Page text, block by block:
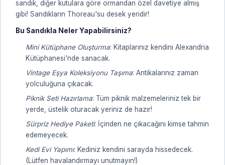
sandık, diğer kutulara göre ormandan özel davetiye almış
gibi! Sandıkların Thoreau'su desek yeridir!
Bu Sandıkla Neler Yapabilirsiniz?
Mini Kütüphane Oluşturma: Kitaplarınız kendini Alexandria
Kütüphanesi'nde sanacak.
Vintage Eşya Koleksiyonu Taşıma: Antikalarınız zaman
yolculuğuna çıkacak.
Piknik Seti Hazırlama: Tüm piknik malzemeleriniz tek bir
yerde, üstelik oturacak yeriniz de hazır!
Sürpriz Hediye Paketi: İçinden ne çıkacağını kimse tahmin
edemeyecek.
Kedi Evi Yapımı: Kediniz kendini sarayda hissedecek.
(Lütfen havalandırmayı unutmayın!)